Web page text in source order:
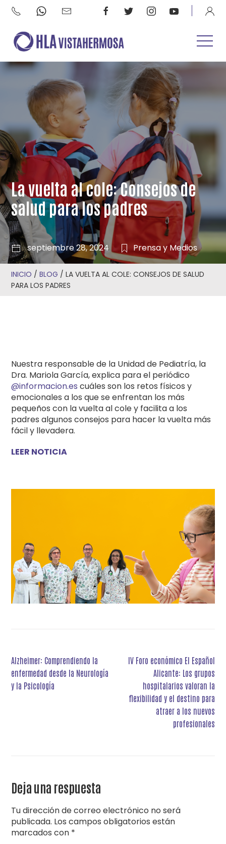
La vuelta al cole: Consejos de
salud para los padres
septiembre 28, 2024 Prensa y Medios
INICIO /BLOG /LA VUELTA AL COLE: CONSEJOS DE SALUD
PARA LOS PADRES
Nuestra responsable de la Unidad de Pediatría, la
Dra. Mariola García, explica para el periódico
@informacion.es cuáles son los retos físicos y
emocionales a los que se enfrentan los más
pequeños con la vuelta al cole y facilita a los
padres algunos consejos para hacer la vuelta más
fácil y llevadera.
LEER NOTICIA
Navegación
de
entradas
Alzheimer: Comprendiendo la
enfermedad desde la Neurología
y la Psicología
IV Foro económico El Español
Alicante: Los grupos
hospitalarios valoran la
flexibilidad y el destino para
atraer a los nuevos
profesionales
Deja una respuesta
Tu dirección de correo electrónico no será
publicada. Los campos obligatorios están
marcados con *